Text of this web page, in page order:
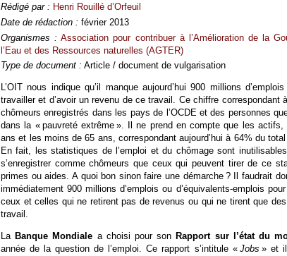
Rédigé par : Henri Rouillé d’Orfeuil
Date de rédaction : février 2013
Organismes : Association pour contribuer à l’Amélioration de la
l’Eau et des Ressources naturelles (AGTER)
Type de document : Article / document de vulgarisation
L’OIT nous indique qu’il manque aujourd’hui 900 millions
travailler et d’avoir un revenu de ce travail. Ce chiffre correspondant
chômeurs enregistrés dans les pays de l’OCDE et des personnes
dans la « pauvreté extrême ». Il ne prend en compte que les actifs,
ans et les moins de 65 ans, correspondant aujourd’hui à 64% du
En fait, les statistiques de l’emploi et du chômage sont
s’enregistrer comme chômeurs que ceux qui peuvent tirer de ce
primes ou aides. A quoi bon sinon faire une démarche ? Il faudrait
immédiatement 900 millions d’emplois ou d’équivalents-emplois
ceux et celles qui ne retirent pas de revenus ou qui ne tirent que
travail.
La Banque Mondiale a choisi pour son Rapport sur l’état du
année de la question de l’emploi. Ce rapport s’intitule « Jobs » et